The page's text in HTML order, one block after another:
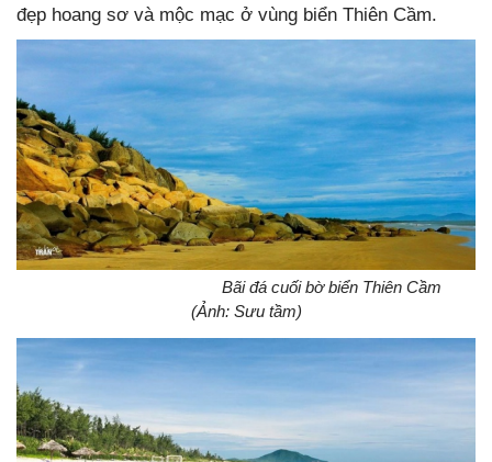
đẹp hoang sơ và mộc mạc ở vùng biển Thiên Cầm.
Bãi đá cuối bờ biển Thiên Cầm
(Ảnh: Sưu tầm)